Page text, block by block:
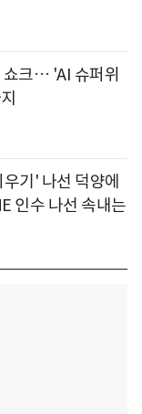
쇼크… 'AI 슈퍼위
기' 나선 덕양에
인수 나선 속내는